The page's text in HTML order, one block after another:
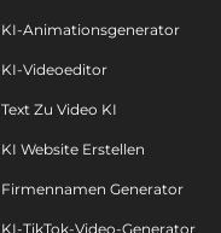
KI-Animationsgenerator
KI-Videoeditor
Text Zu Video KI
KI Website Erstellen
Firmennamen Generator
KI-TikTok-Video-Generator